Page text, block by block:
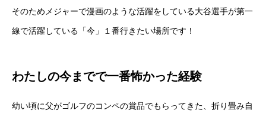
そのためメジャーで漫画のような活躍をしている大谷選手が第一
線で活躍している「今」１番行きたい場所です！
わたしの今までで一番怖かった経験
幼い頃に父がゴルフのコンペの賞品でもらってきた、折り畳み自